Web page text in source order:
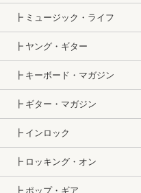
┣ ミュージック・ライフ
┣ ヤング・ギター
┣ キーボード・マガジン
┣ ギター・マガジン
┣ インロック
┣ ロッキング・オン
┣ ポップ・ギア